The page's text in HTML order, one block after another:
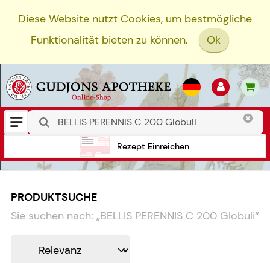
Diese Website nutzt Cookies, um bestmögliche
Funktionalität bieten zu können.
Ok
Rezept Einreichen
PRODUKTSUCHE
Sie suchen nach: „BELLIS PERENNIS C 200 Globuli“